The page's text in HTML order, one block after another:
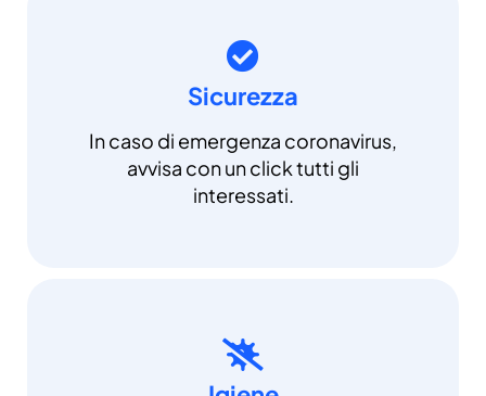
Sicurezza
In caso di emergenza coronavirus,
avvisa con un click tutti gli
interessati.